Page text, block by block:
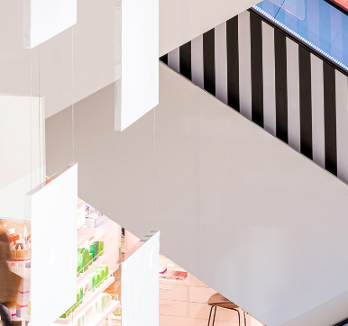
+33 1 40 57 00